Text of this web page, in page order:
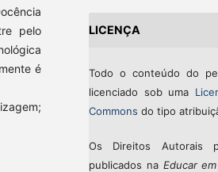
pelo
é
LICENÇA
Todo o conteúdo do
licenciado sob uma
Commons do tipo
Os Direitos Autorais
publicados na Educar